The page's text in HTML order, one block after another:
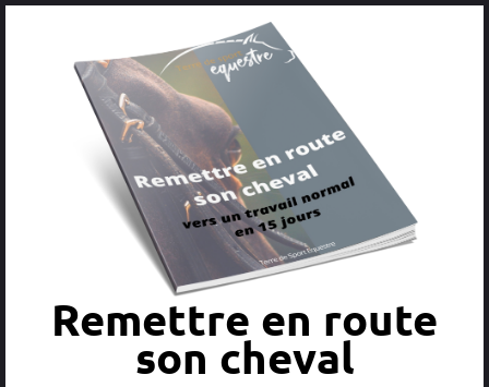
Remettre en route
son cheval